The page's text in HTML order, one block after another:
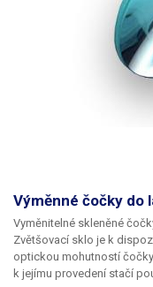
Výměnné čočky do
Vyměnitelné skleněné
Zvětšovací sklo je k
optickou mohutností
k jejímu provedení stačí